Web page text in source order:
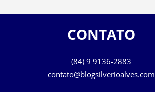
CONTATO
(84) 9 9136-2883
contato@blogsilverioalves.com